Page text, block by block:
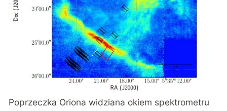
Poprzeczka Oriona widziana okiem spektrometru